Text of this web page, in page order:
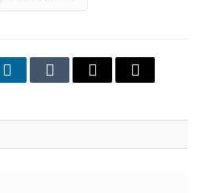
LinkedInTumblrEmail
Copy